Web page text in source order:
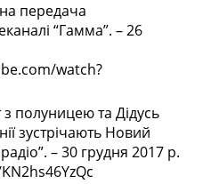
передача
“Гамма”. – 26
watch?
полуницею та Дідусь
зустрічають Новий
– 30 грудня 2017 р.